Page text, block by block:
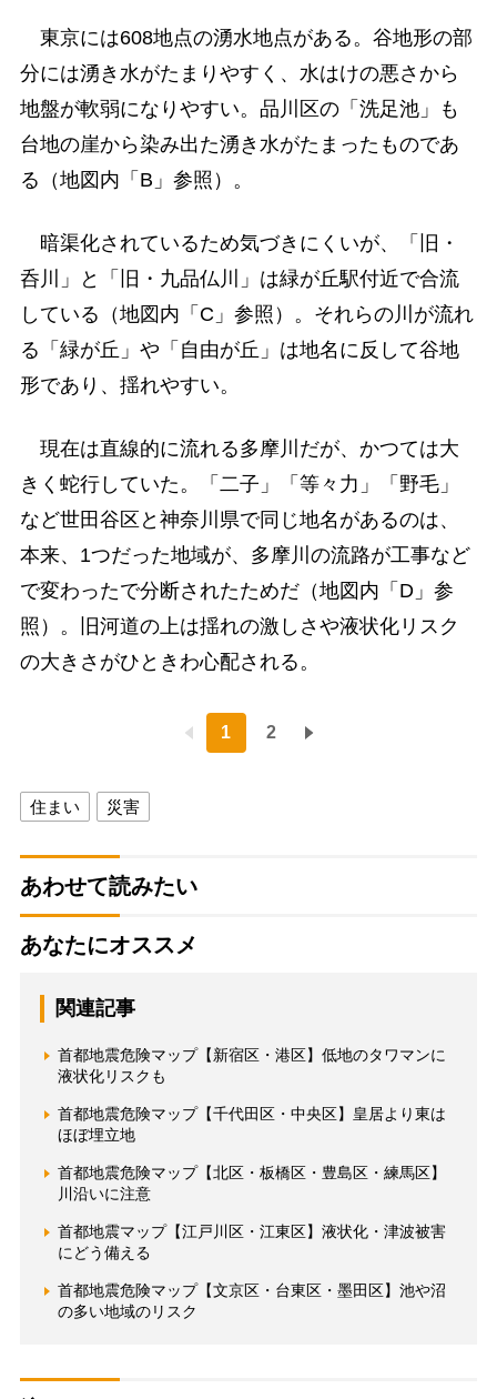
東京には608地点の湧水地点がある。谷地形の部
分には湧き水がたまりやすく、水はけの悪さから
地盤が軟弱になりやすい。品川区の「洗足池」も
台地の崖から染み出た湧き水がたまったものであ
る（地図内「B」参照）。
暗渠化されているため気づきにくいが、「旧・
呑川」と「旧・九品仏川」は緑が丘駅付近で合流
している（地図内「C」参照）。それらの川が流れ
る「緑が丘」や「自由が丘」は地名に反して谷地
形であり、揺れやすい。
現在は直線的に流れる多摩川だが、かつては大
きく蛇行していた。「二子」「等々力」「野毛」
など世田谷区と神奈川県で同じ地名があるのは、
本来、1つだった地域が、多摩川の流路が工事など
で変わったで分断されたためだ（地図内「D」参
照）。旧河道の上は揺れの激しさや液状化リスク
の大きさがひときわ心配される。
1 2
住まい 災害
あわせて読みたい
あなたにオススメ
関連記事
首都地震危険マップ【新宿区・港区】低地のタワマンに
液状化リスクも
首都地震危険マップ【千代田区・中央区】皇居より東は
ほぼ埋立地
首都地震危険マップ【北区・板橋区・豊島区・練馬区】
川沿いに注意
首都地震マップ【江戸川区・江東区】液状化・津波被害
にどう備える
首都地震危険マップ【文京区・台東区・墨田区】池や沼
の多い地域のリスク